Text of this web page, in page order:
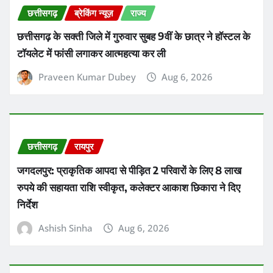
छत्तीसगढ़ ब्रेकिंग न्यूज़ राज्य
छत्तीसगढ़ के सक्ती जिले में गुरुवार सुबह 9वीं के छात्र ने हॉस्टल के
टॉयलेट में फांसी लगाकर आत्महत्या कर ली
Praveen Kumar Dubey Aug 6, 2026
छत्तीसगढ़ रायपुर
जगदलपुर: प्राकृतिक आपदा से पीड़ित 2 परिवारों के लिए 8 लाख
रुपये की सहायता राशि स्वीकृत, कलेक्टर आकाश छिकारा ने दिए
निर्देश
Ashish Sinha Aug 6, 2026